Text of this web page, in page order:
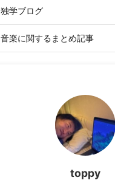
独学ブログ
音楽に関するまとめ記事
toppy